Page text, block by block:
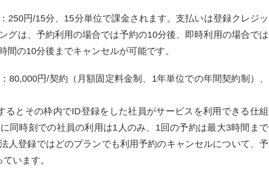
250円/15分、15分単位で課金されます。支払いは登録クレジッ
グは、予約利用の場合では予約の10分後、即時利用の場合では
間の10分後までキャンセルが可能です。
円/契約（月額固定料金制、1年単位での年間契約制）、
るとその枠内でID登録をした社員がサービスを利用できる仕組
同時刻での社員の利用は1人のみ、1回の予約は最大3時間まで
人登録ではどのプランでも利用予約のキャンセルについて、予
います。